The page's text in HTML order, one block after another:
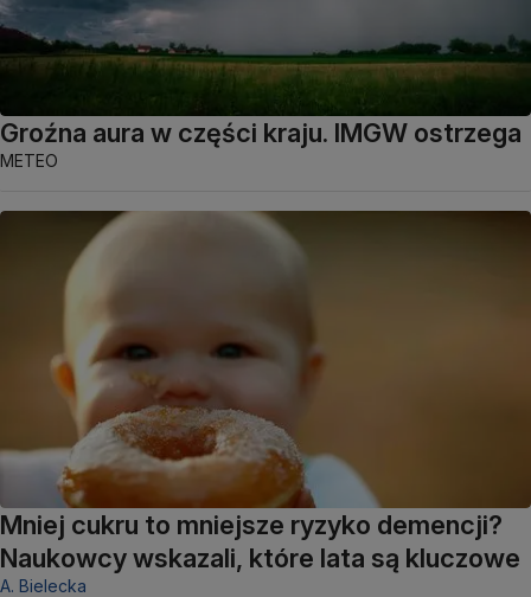
Groźna aura w części kraju. IMGW ostrzega
METEO
Mniej cukru to mniejsze ryzyko demencji?
Naukowcy wskazali, które lata są kluczowe
A. Bielecka